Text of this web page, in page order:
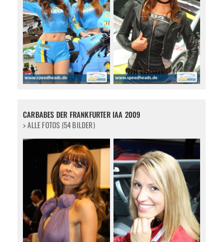
CARBABES DER FRANKFURTER IAA 2009
> ALLE FOTOS (54 BILDER)